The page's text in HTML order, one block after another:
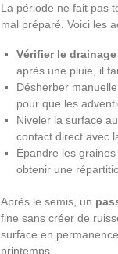
La période ne fait pas
mal préparé. Voici les
Vérifier le
après une pluie, il
Désherber
pour que les
Niveler la surface
contact direct avec
Épandre les
obtenir une
Après le semis, un
fine sans créer de
surface en
printemps.